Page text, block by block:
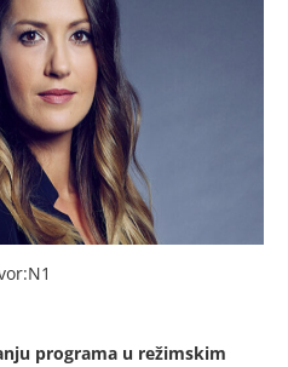
programa u režimskim